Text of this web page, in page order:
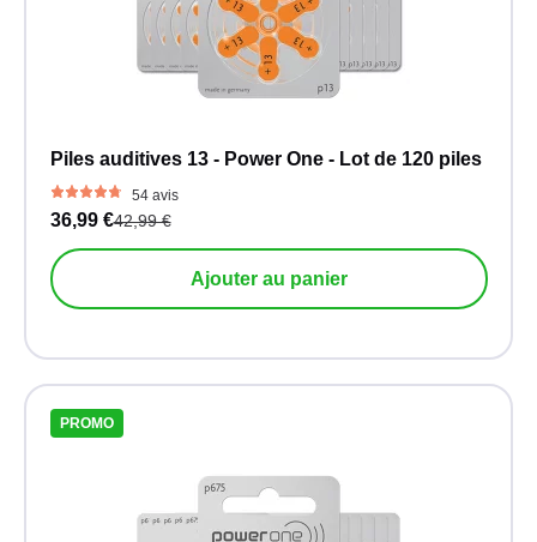
Piles auditives 13 - Power One - Lot de 120 piles
54 avis
36,99 €42,99 €
Ajouter au panier
PROMO